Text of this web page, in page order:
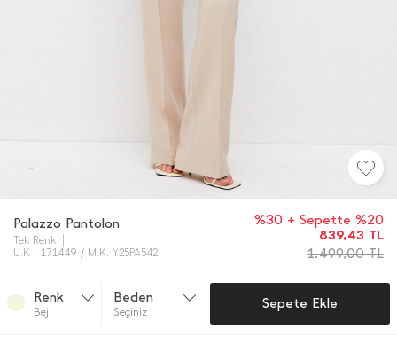
Palazzo Pantolon
Tek Renk
Ü.K : 171449 / M.K. Y25PA542
%30 + Sepette %20
839,43 TL
1.499,00TL
Renk
Bej
Beden
Seçiniz
Sepete Ekle